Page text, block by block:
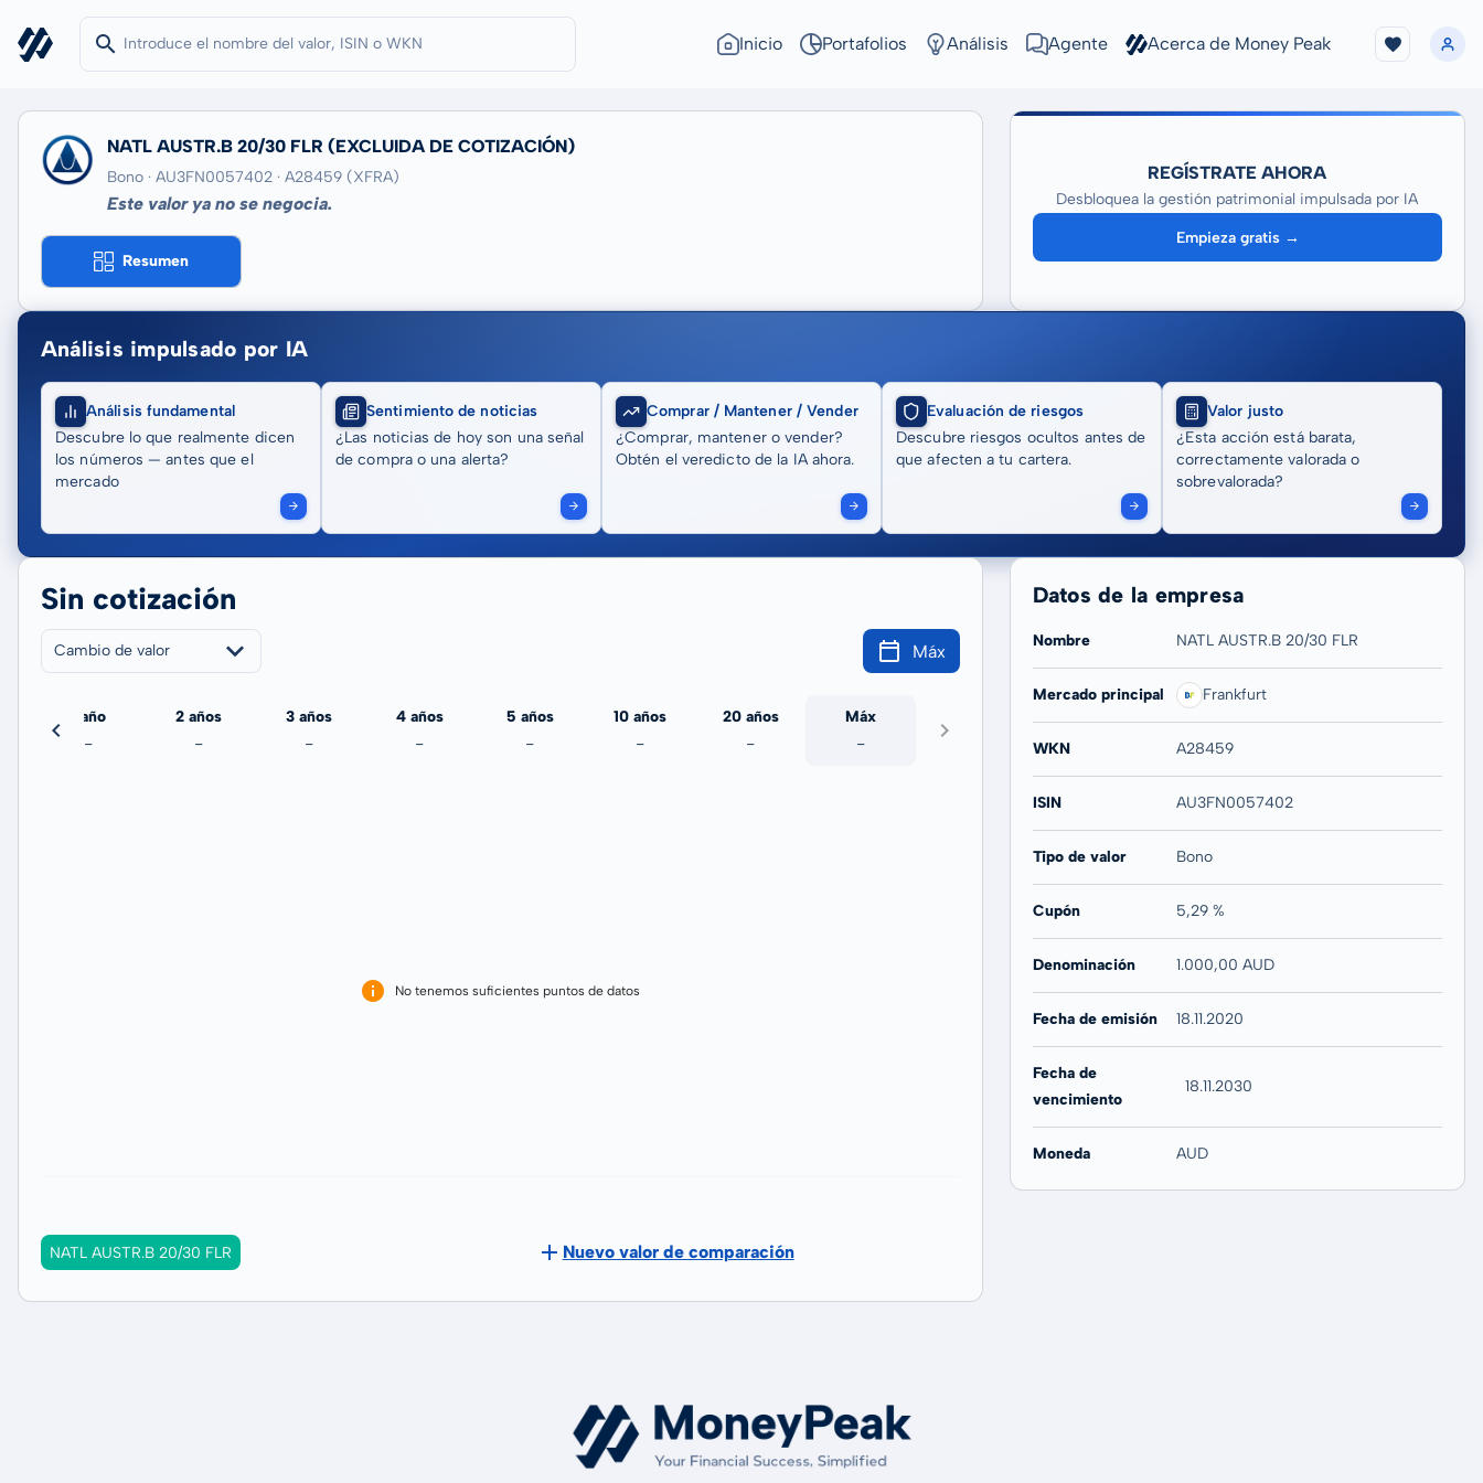
Inicio Portafolios Análisis Agente Acerca de Money Peak
NATL AUSTR.B 20/30 FLR (EXCLUIDA DE COTIZACIÓN)
Bono · AU3FN0057402 · A28459 (XFRA)
Este valor ya no se negocia.
Resumen
REGÍSTRATE AHORA
Desbloquea la gestión patrimonial impulsada por IA
Empieza gratis →
Análisis impulsado por IA
Análisis fundamental
Descubre lo que realmente dicen
los números — antes que el
mercado
Sentimiento de noticias
¿Las noticias de hoy son una señal
de compra o una alerta?
Comprar / Mantener / Vender
¿Comprar, mantener o vender?
Obtén el veredicto de la IA ahora.
Evaluación de riesgos
Descubre riesgos ocultos antes de
que afecten a tu cartera.
Valor justo
¿Esta acción está barata,
correctamente valorada o
sobrevalorada?
Sin cotización
Cambio de valor Máx
1 año
-
2 años
-
3 años
-
4 años
-
5 años
-
10 años
-
20 años
-
Máx
-
No tenemos suficientes puntos de datos
NATL AUSTR.B 20/30 FLR Nuevo valor de comparación
Datos de la empresa
Nombre NATL AUSTR.B 20/30 FLR
Mercado principal Frankfurt
WKN A28459
ISIN AU3FN0057402
Tipo de valor Bono
Cupón 5,29 %
Denominación 1.000,00 AUD
Fecha de emisión 18.11.2020
Fecha de
vencimiento
18.11.2030
Moneda AUD